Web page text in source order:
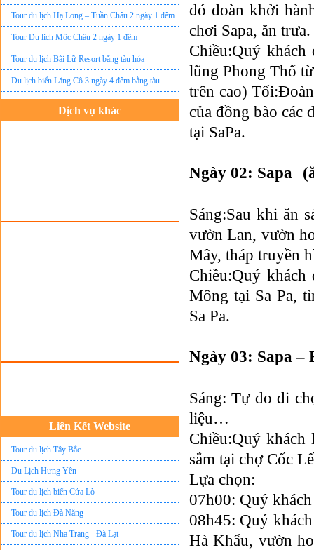
Tour du lịch Hạ Long – Tuần Châu 2 ngày 1 đêm
Tour Du lịch Mộc Châu 2 ngày 1 đêm
Tour du lịch Bãi Lữ Resort bằng tàu hỏa
Du lịch biển Lăng Cô 3 ngày 4 đêm bằng tàu
Dịch vụ khác
Liên Kết Website
Đặt vé máy bay giá rẻ
Du lịch quốc tế Ánh Sao Mới
Tour du lịch Tây Bắc
Du Lịch Hưng Yên
Tour du lịch biển Cửa Lò
Tour du lịch Đà Nẵng
Tour du lịch Nha Trang - Đà Lạt
Hà Nội
đó đoàn khởi
chơi Sapa, ăn trưa.
Chiều:Quý
lũng Phong Thổ từ
trên cao)
của đồng bào các
tại SaPa.
Ngày 02: Sapa
Sáng:Sau khi ăn
vườn Lan, vườn
Mây, tháp truyền
Chiều:Quý
Mông tại Sa Pa,
Sa Pa.
Ngày 03: Sapa
Sáng: Tự do đi
liệu…
Chiều:Quý
sắm tại chợ Cốc
Lựa chọn:
07h00: Quý
08h45: Quý
Hà Khẩu, vườn